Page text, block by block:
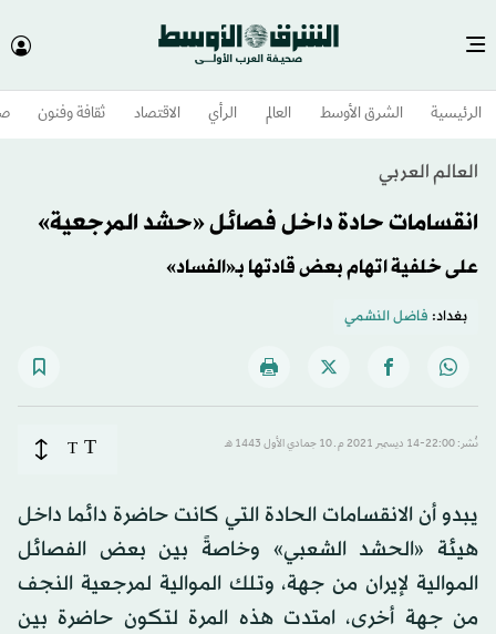
الرئيسية الشرق الأوسط​ العالم الرأي الاقتصاد ثقافة وفنون
العالم العربي
انقسامات حادة داخل فصائل «حشد المرجعية»
على خلفية اتهام بعض قادتها بـ«الفساد»
بغداد: فاضل النشمي
نُشر: 22:00-14 ديسمبر 2021 م ـ 10 جمادي الأول 1443 هـ T
T
يبدو أن الانقسامات الحادة التي كانت حاضرة دائما داخل
هيئة «الحشد الشعبي» وخاصةً بين بعض الفصائل
الموالية لإيران من جهة، وتلك الموالية لمرجعية النجف
من جهة أخرى، امتدت هذه المرة لتكون حاضرة بين